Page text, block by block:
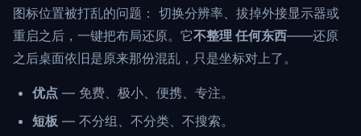
图标位置被打乱的问题： 切换分辨率、拔掉外接显示器或
重启之后，一键把布局还原。它不整理 任何东西——还原
之后桌面依旧是原来那份混乱，只是坐标对上了。
优点 — 免费、极小、便携、专注。
短板 — 不分组、不分类、不搜索。